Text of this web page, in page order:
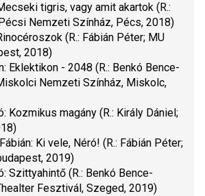
tigris, vagy amit akartok (R.:
Nemzeti Színház, Pécs, 2018)
(R.: Fábián Péter; MU
2018)
Eklektikon - 2048 (R.: Benkó Bence-
Nemzeti Színház, Miskolc,
Kozmikus magány (R.: Király Dániel;
Ki vele, Néró! (R.: Fábián Péter;
2019)
Szittyahintő (R.: Benkó Bence-
Fesztivál, Szeged, 2019)